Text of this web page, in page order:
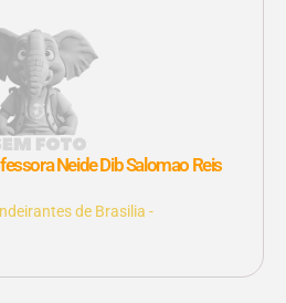
Neide Dib Salomao Reis
de Brasilia -